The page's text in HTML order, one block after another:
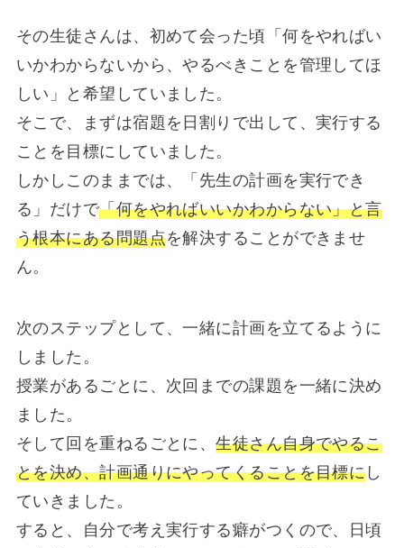
その生徒さんは、初めて会った頃「何をやればい
いかわからないから、やるべきことを管理してほ
しい」と希望していました。
そこで、まずは宿題を日割りで出して、実行する
ことを目標にしていました。
しかしこのままでは、「先生の計画を実行でき
る」だけで「何をやればいいかわからない」と言
う根本にある問題点を解決することができませ
ん。
次のステップとして、一緒に計画を立てるように
しました。
授業があるごとに、次回までの課題を一緒に決め
ました。
そして回を重ねるごとに、生徒さん自身でやるこ
とを決め、計画通りにやってくることを目標に し
ていきました。
すると、自分で考え実行する癖がつくので、日頃